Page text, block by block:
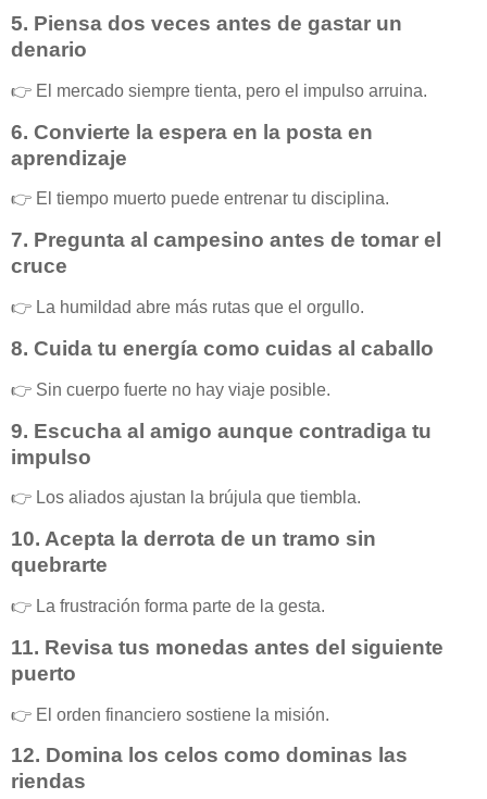
5. Piensa dos veces antes de gastar un
denario
👉 El mercado siempre tienta, pero el impulso arruina.
6. Convierte la espera en la posta en
aprendizaje
👉 El tiempo muerto puede entrenar tu disciplina.
7. Pregunta al campesino antes de tomar el
cruce
👉 La humildad abre más rutas que el orgullo.
8. Cuida tu energía como cuidas al caballo
👉 Sin cuerpo fuerte no hay viaje posible.
9. Escucha al amigo aunque contradiga tu
impulso
👉 Los aliados ajustan la brújula que tiembla.
10. Acepta la derrota de un tramo sin
quebrarte
👉 La frustración forma parte de la gesta.
11. Revisa tus monedas antes del siguiente
puerto
👉 El orden financiero sostiene la misión.
12. Domina los celos como dominas las
riendas